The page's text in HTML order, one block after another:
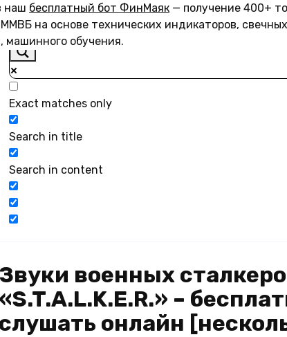
наш бесплатный бот ФинМаяк — получение 400+
на основе технических индикаторов,
машинного обучения.
Exact matches only
Search in title
Search in content
Звуки военных
«S.T.A.L.K.E.R.» –
слушать онлайн